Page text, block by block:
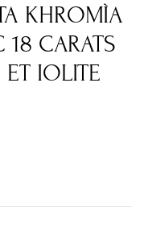
KHROMÌA
18 CARATS
IOLITE